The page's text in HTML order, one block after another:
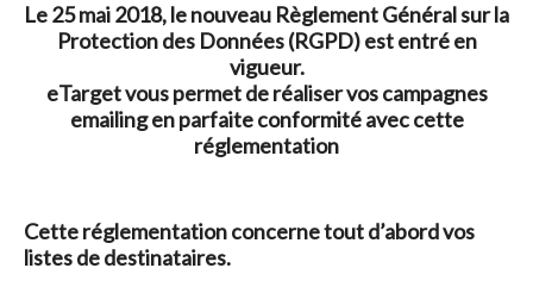
Le 25 mai 2018, le nouveau Règlement Général sur la
Protection des Données (RGPD) est entré en
vigueur.
eTarget vous permet de réaliser vos campagnes
emailing en parfaite conformité avec cette
réglementation
Cette réglementation concerne tout d’abord vos
listes de destinataires.